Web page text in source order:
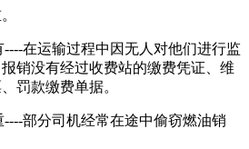
。
在运输过程中因无人对他们进行监
销没有经过收费站的缴费凭证、维
罚款缴费单据。
部分司机经常在途中偷窃燃油销